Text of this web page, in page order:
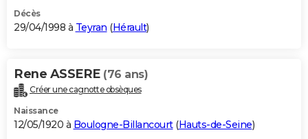
Décès
29/04/1998 à Teyran (Hérault)
Rene ASSERE (76 ans)
Créer une cagnotte obsèques
Naissance
12/05/1920 à Boulogne-Billancourt(Hauts-de-Seine)